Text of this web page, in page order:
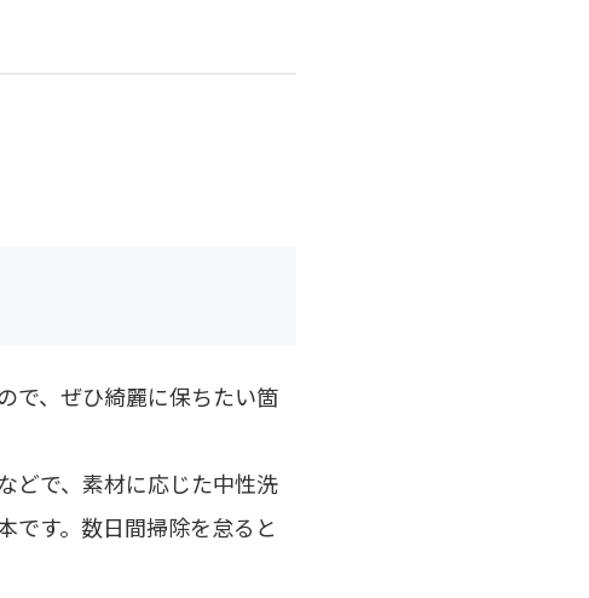
で、ぜひ綺麗に保ちたい箇
どで、素材に応じた中性洗
です。数日間掃除を怠ると